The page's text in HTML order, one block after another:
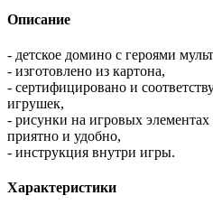
Описание
- детское домино с героями
- изготовлено из картона,
- сертифицировано и
игрушек,
- рисунки на игровых
приятно и удобно,
- инструкция внутри игры.
Характеристики